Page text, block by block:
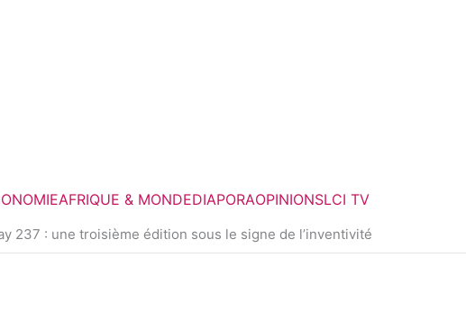
o e
AFRIQUE & MONDEDIAPORAOPINIONSLCI TV
237 : une troisième édition sous le signe de l’inventivité